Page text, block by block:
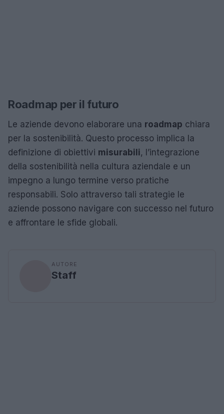
Roadmap per il futuro
Le aziende devono elaborare una roadmap chiara
per la sostenibilità. Questo processo implica la
definizione di obiettivi misurabili, l’integrazione
della sostenibilità nella cultura aziendale e un
impegno a lungo termine verso pratiche
responsabili. Solo attraverso tali strategie le
aziende possono navigare con successo nel futuro
e affrontare le sfide globali.
AUTORE
Staff